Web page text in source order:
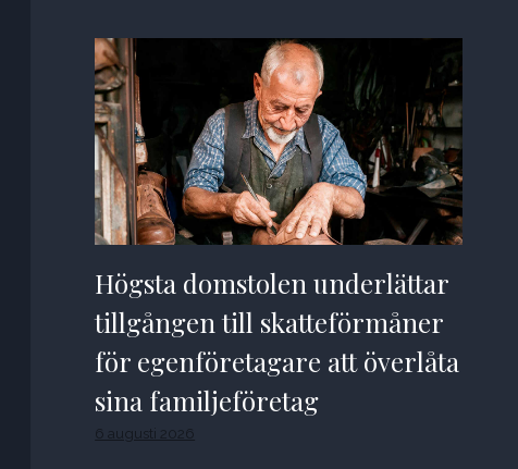
Högsta domstolen underlättar
tillgången till skatteförmåner
för egenföretagare att överlåta
sina familjeföretag
6 augusti 2026